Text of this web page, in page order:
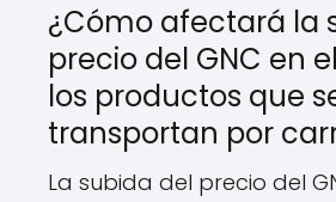
¿Cómo afectará la
precio del GNC en
los productos que
transportan por
La subida del precio del